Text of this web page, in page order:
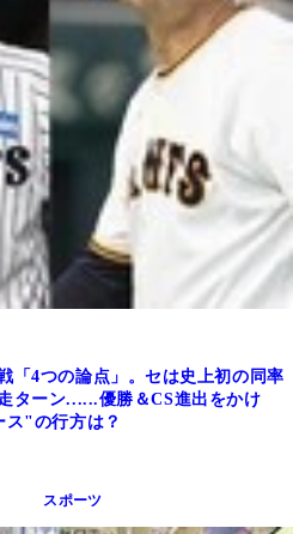
4つの論点」。セは史上初の同率
ターン......優勝＆CS進出をかけ
ス"の行方は？
スポーツ